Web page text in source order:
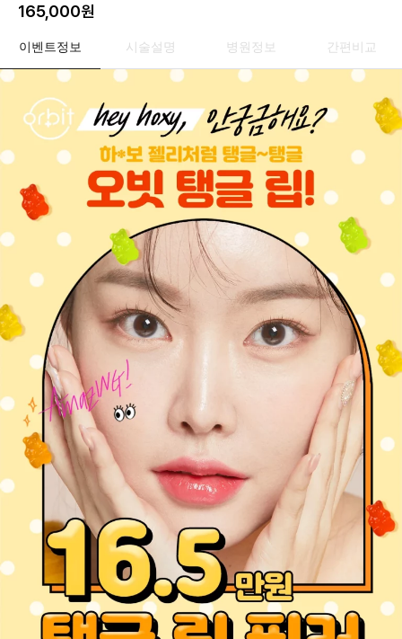
165,000원
이벤트정보 시술설명 병원정보 간편비교